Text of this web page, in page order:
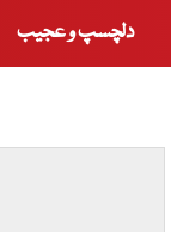
دلچسپ و عجیب